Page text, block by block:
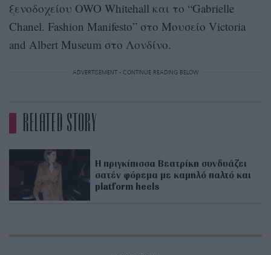
ξενοδοχείου OWO Whitehall και το “Gabrielle
Chanel. Fashion Manifesto” στο Μουσείο Victoria
and Albert Museum στο Λονδίνο.
ADVERTISEMENT - CONTINUE READING BELOW
RELATED STORY
Η πριγκίπισσα Βεατρίκη συνδυάζει
σατέν φόρεμα με καμηλό παλτό και
platform heels